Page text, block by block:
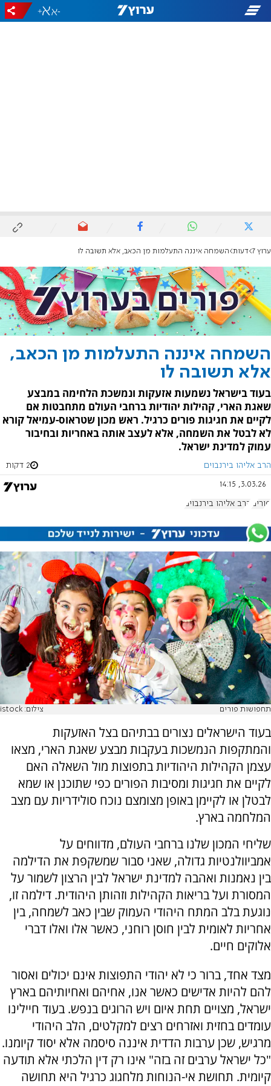
-
+
ערוץ 7 דעות השמחה איננה התעלמות מן הכאב, אלא תשובה לו
השמחה איננה התעלמות מן הכאב,
אלא תשובה לו
בעוד בישראל נשמעות אזעקות ונמשכת הלחימה במבצע
שאגת הארי, קהילות יהודיות ברחבי העולם מתחבטות אם
לקיים את חגיגות פורים כרגיל. ראש מכון שטראוס-עמיאל קורא
לא לבטל את השמחה, אלא לעצב אותה באחריות ובחיבור
עמוק למדינת ישראל.
הרב אליהו בירנבוים 2 דקות
3.03.26, 14:15
פורים הרב אליהו בירנבוים
תחפושות פורים צילום: istock
בעוד הישראלים נצורים בבתיהם בצל האזעקות
והמתקפות הנמשכות בעקבות מבצע שאגת הארי, מצאו
עצמן הקהילות היהודיות בתפוצות מול השאלה האם
לקיים את חגיגות ומסיבות הפורים כפי שתוכנן או שמא
לבטלן או לקיימן באופן מצומצם נוכח סולידריות עם מצב
המלחמה בארץ.
שליחי המכון שלנו ברחבי העולם, מדווחים על
אמביוולנטיות גדולה, שאני סבור שמשקפת את הדילמה
בין נאמנות ואהבה למדינת ישראל לבין הרצון לשמור על
המסורת ועל בריאות הקהילות וזהותן היהודית. דילמה זו,
נוגעת בלב המתח היהודי העמוק שבין כאב לשמחה, בין
אחריות לאומית לבין חוסן רוחני, כאשר אלו ואלו דברי
אלוקים חיים.
מצד אחד, ברור כי לא יהודי התפוצות אינם יכולים ואסור
להם להיות אדישים כאשר אנו, אחיהם ואחיותיהם בארץ
ישראל, מצויים תחת איום ויש הרוגים בנפש. בעוד חיילינו
עומדים בחזית ואזרחים רצים למקלטים, הלב היהודי
מרגיש, שכן ערבות הדדית איננה סיסמה אלא יסוד קיומנו.
"כל ישראל ערבים זה בזה" אינו רק דין הלכתי אלא תודעה
קיומית. תחושת אי-הנוחות מלחגוג כרגיל היא תחושה